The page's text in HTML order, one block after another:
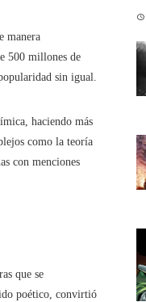
manera
500 millones de
sin igual.
haciendo más
como la teoría
con menciones
que se
poético, convirtió